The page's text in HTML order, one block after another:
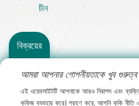
চীন
বিক্রয়ের
সাথে
যোগাযোগ
আমরা আপনার গোপনীয়তাকে খুব গুরুত্ব
এই ওয়েবসাইটটি আপনাকে আরও নিরাপদ এবং
কুকিজ ব্যবহার করে। গ্রহণ করে, আপনি কুকি নীতি